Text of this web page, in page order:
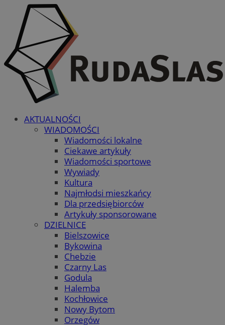
AKTUALNOŚCI
WIADOMOŚCI
Wiadomości lokalne
Ciekawe artykuły
Wiadomości sportowe
Wywiady
Kultura
Najmłodsi mieszkańcy
Dla przedsiębiorców
Artykuły sponsorowane
DZIELNICE
Bielszowice
Bykowina
Chebzie
Czarny Las
Godula
Halemba
Kochłowice
Nowy Bytom
Orzegów